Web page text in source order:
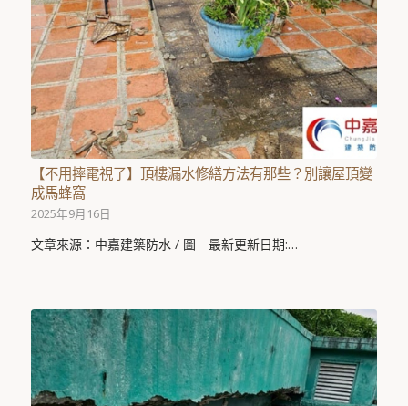
【不用摔電視了】頂樓漏水修繕方法有那些？別讓屋頂變
成馬蜂窩
2025年9月16日
文章來源：中嘉建築防水 / 圖 最新更新日期:…